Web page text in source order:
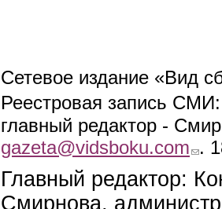
Сетевое издание «Вид
Реестровая запись
главный редактор -
gazeta@vidsboku.com (link
.
Главный редактор:
Смирнова,